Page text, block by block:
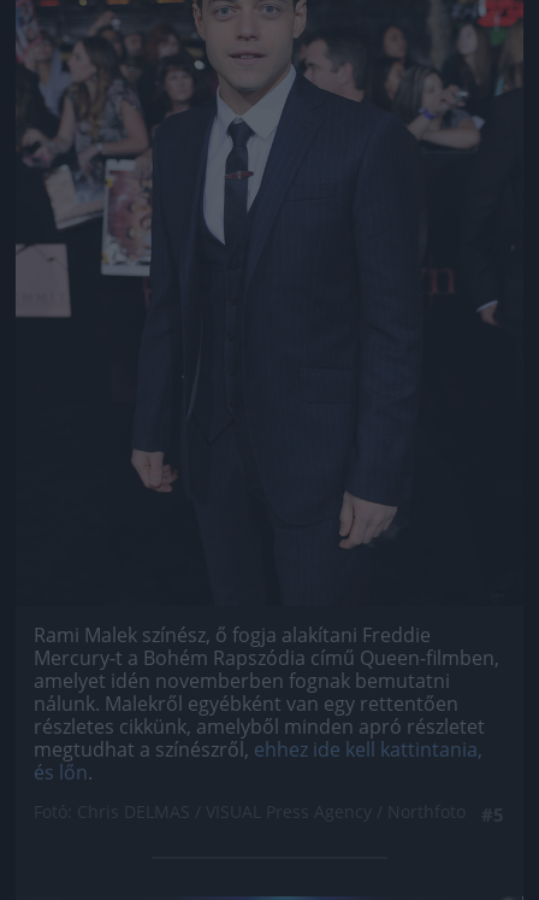
Rami Malek színész, ő fogja alakítani Freddie
Mercury-t a Bohém Rapszódia című Queen-filmben,
amelyet idén novemberben fognak bemutatni
nálunk. Malekről egyébként van egy rettentően
részletes cikkünk, amelyből minden apró részletet
megtudhat a színészről, ehhez ide kell kattintania,
és lőn.